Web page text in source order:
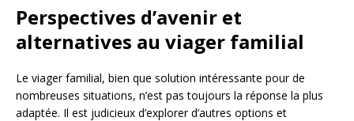
Perspectives d’avenir et
alternatives au viager familial
Le viager familial, bien que solution intéressante pour de
nombreuses situations, n’est pas toujours la réponse la plus
adaptée. Il est judicieux d’explorer d’autres options et